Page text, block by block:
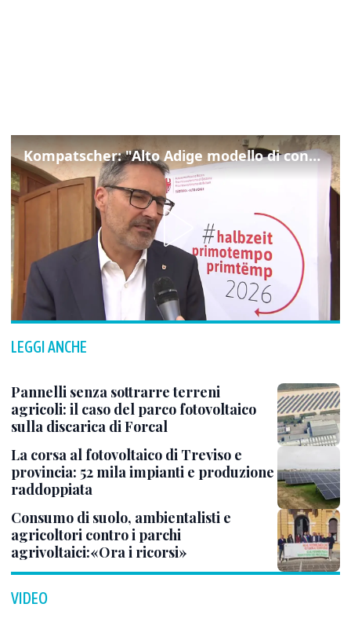
Kompatscher: "Alto Adige modello di convivenza"
LEGGI ANCHE
Pannelli senza sottrarre terreni
agricoli: il caso del parco fotovoltaico
sulla discarica di Forcal
La corsa al fotovoltaico di Treviso e
provincia: 52 mila impianti e produzione
raddoppiata
Consumo di suolo, ambientalisti e
agricoltori contro i parchi
agrivoltaici:«Ora i ricorsi»
VIDEO